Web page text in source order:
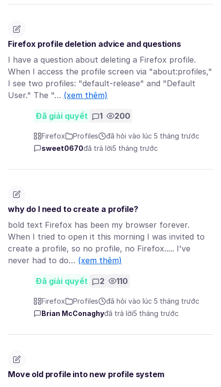
Firefox profile deletion advice and questions
I have a question about deleting a Firefox profile.
When I access the profile screen via "about:profiles,"
I see two profiles: "default-release" and "Default
User." The "… (xem thêm)
Đã giải quyết 1 200
Firefox Profiles
đã hỏi vào lúc 5 tháng trước
sweet0670đã trả lời5 tháng trước
why do I need to create a profile?
bold text Firefox has been my browser forever.
When I tried to open it this morning I was invited to
create a profile, so no profile, no Firefox..... I've
never had to do… (xem thêm)
Đã giải quyết 2 110
Firefox Profiles
đã hỏi vào lúc 5 tháng trước
Brian McConaghyđã trả lời5 tháng trước
Move old profile into new profile system